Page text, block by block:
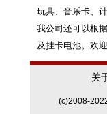
玩具、音乐卡、
我公司还可以根
及挂卡电池。欢
关
(c)2008-